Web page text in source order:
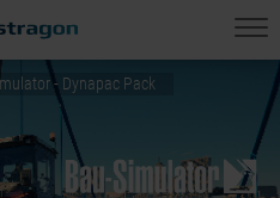
- Dynapac Pack